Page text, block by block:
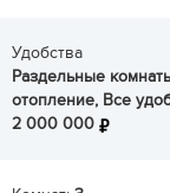
Удобства
Раздельные
отопление, Все
2 000 000